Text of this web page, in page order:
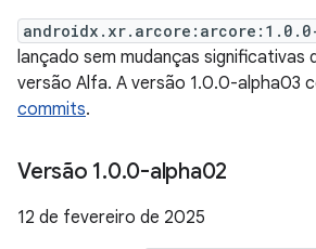
lançado sem mudanças significativas
versão Alfa. A versão 1.0.0-alpha03
commits.
Versão 1.0.0-alpha02
12 de fevereiro de 2025